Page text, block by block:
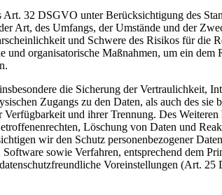
Art. 32 DSGVO unter Berücksichtigung des
Art, des Umfangs, der Umstände und der
und Schwere des Risikos für die
und organisatorische Maßnahmen, um ein dem
die Sicherung der Vertraulichkeit,
Zugangs zu den Daten, als auch des sie
Verfügbarkeit und ihrer Trennung. Des
Löschung von Daten und
wir den Schutz personenbezogener
sowie Verfahren, entsprechend dem
Voreinstellungen (Art. 25